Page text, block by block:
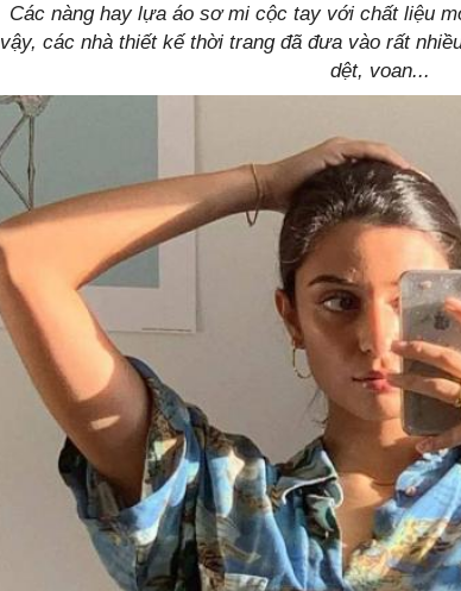
Các nàng hay lựa áo sơ mi cộc tay với chất liệu
vậy, các nhà thiết kế thời trang đã đưa vào rất
dệt, voan...